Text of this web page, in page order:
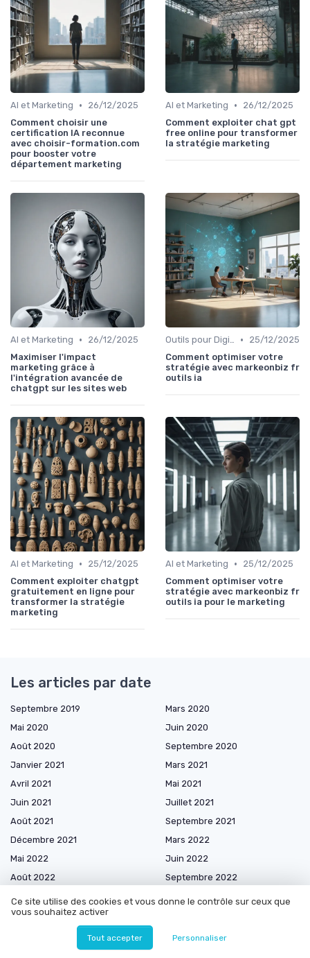
AI et Marketing •
26/12/2025
Comment choisir une
certification IA reconnue
avec choisir-formation.com
pour booster votre
département marketing
AI et Marketing •
26/12/2025
Comment exploiter chat gpt
free online pour transformer
la stratégie marketing
AI et Marketing •
26/12/2025
Maximiser l'impact
marketing grâce à
l'intégration avancée de
chatgpt sur les sites web
Outils pour Digital Worker •
25/12/2025
Comment optimiser votre
stratégie avec markeonbiz fr
outils ia
AI et Marketing •
25/12/2025
Comment exploiter chatgpt
gratuitement en ligne pour
transformer la stratégie
marketing
AI et Marketing •
25/12/2025
Comment optimiser votre
stratégie avec markeonbiz fr
outils ia pour le marketing
Les articles par date
Septembre 2019
Mars 2020
Mai 2020
Juin 2020
Août 2020
Septembre 2020
Janvier 2021
Mars 2021
Avril 2021
Mai 2021
Juin 2021
Juillet 2021
Août 2021
Septembre 2021
Décembre 2021
Mars 2022
Mai 2022
Juin 2022
Août 2022
Septembre 2022
Novembre 2022
Décembre 2022
Janvier 2023
Mai 2023
Ce site utilise des cookies et vous donne le contrôle sur ceux que
vous souhaitez activer
Tout accepter Personnaliser